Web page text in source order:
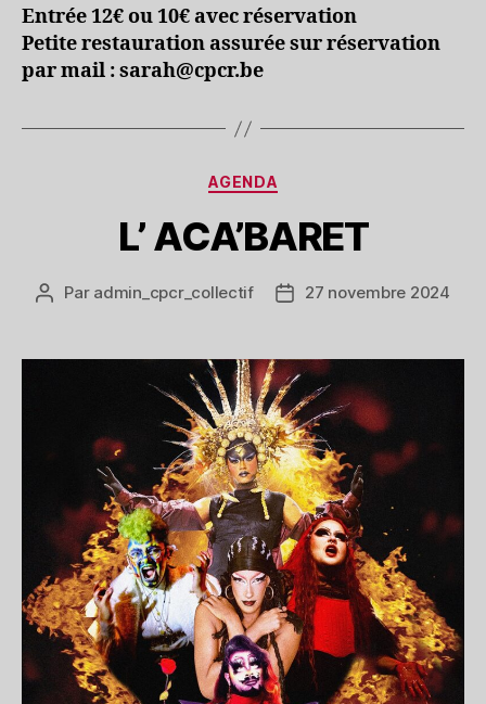
Entrée 12€ ou 10€ avec réservation
Petite restauration assurée sur réservation
par mail : sarah@cpcr.be
Catégories
AGENDA
L’ ACA’BARET
Auteur
Par admin_cpcr_collectif
Date27 novembre 2024